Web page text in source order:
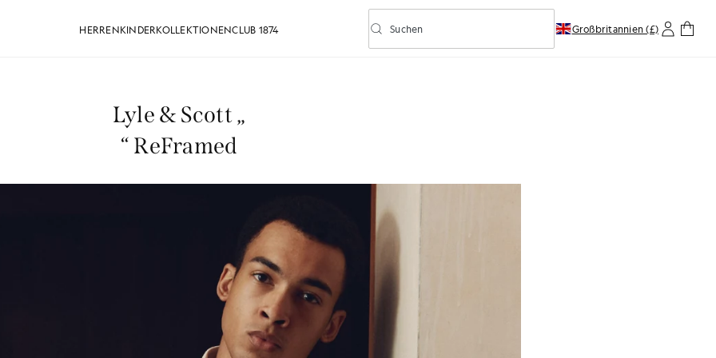
HERRENKINDERKOLLEKTIONENCLUB 1874 Vorausschauende Suche ein-/ausschalten
Suchen Großbritannien (£)
Lyle & Scott „
“ ReFramed